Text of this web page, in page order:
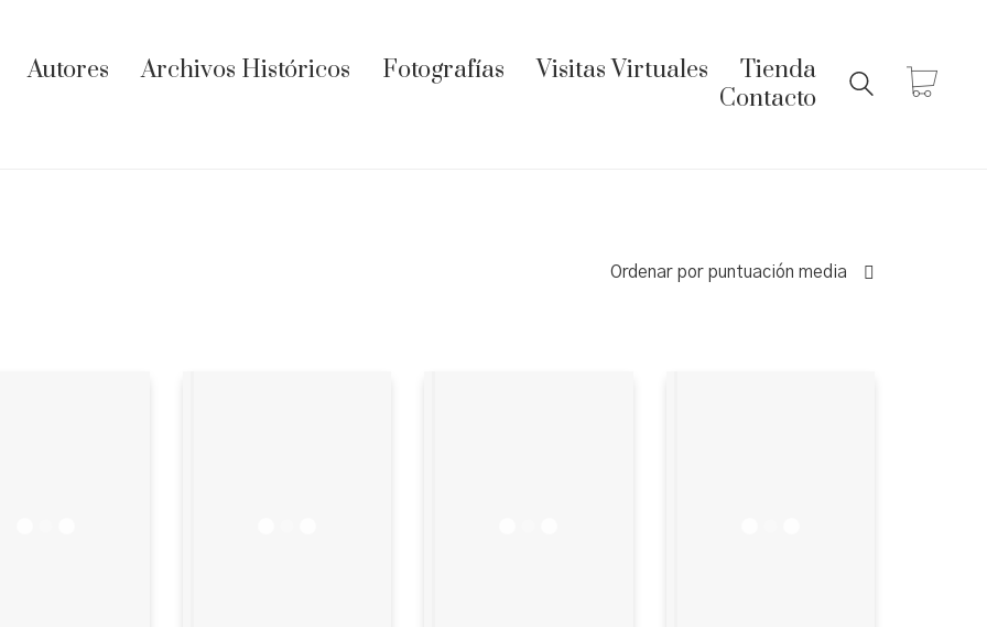
Autores Archivos Históricos Fotografías Visitas Virtuales
Tienda
Contacto
Ordenar por puntuación media